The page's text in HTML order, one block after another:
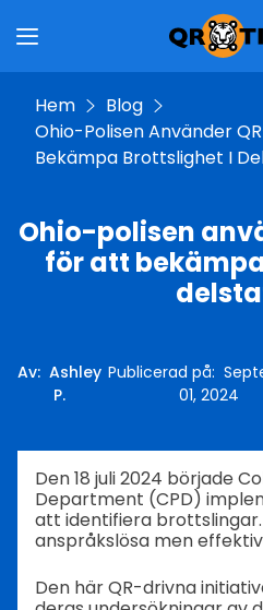
Hem
Blog
Ohio-Polisen Använder
Bekämpa Brottslighet I
Ohio-polisen
för att
Av: Ashley
P.
Publicerad på:
01, 2024
Den 18 juli 2024 började
Department (CPD)
att identifiera brottslingar.
anspråkslösa men
Den här QR-drivna